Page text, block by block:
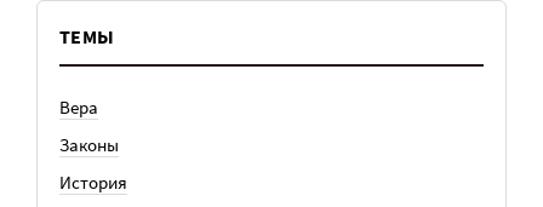
ТЕМЫ
Вера
Законы
История